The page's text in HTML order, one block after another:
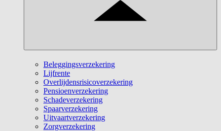
Beleggingsverzekering
Lijfrente
Overlijdensrisicoverzekering
Pensioenverzekering
Schadeverzekering
Spaarverzekering
Uitvaartverzekering
Zorgverzekering